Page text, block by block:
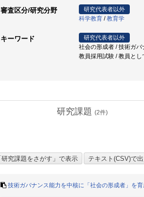
審査区分/研究分野
研究代表者以外
科学教育 /教育学
キーワード
研究代表者以外
社会の形成者 / 技術ガ
教員採用試験 / 教員とし
研究課題 (2件)
技術ガバナンス能力を中核に「社会の形成者」を